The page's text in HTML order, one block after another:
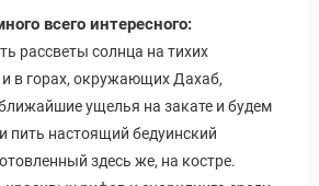
всего интересного:
рассветы солнца на тихих
в горах, окружающих Дахаб,
ущелья на закате и будем
пить настоящий бедуинский
здесь же, на костре.